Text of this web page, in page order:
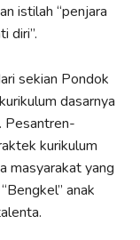
istilah “penjara
diri”.
sekian Pondok
dasarnya
Pesantren-
kurikulum
masyarakat yang
anak